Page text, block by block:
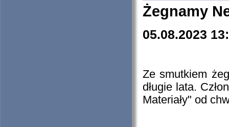
Żegnamy
05.08.2023
Ze smutkiem
długie lata.
Materiały" od